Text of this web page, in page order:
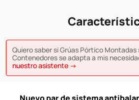
Quiero saber si Grúas Pórtico Montadas
Contenedores se adapta a mis
nuestro asistente →
Nuevo par de sistema